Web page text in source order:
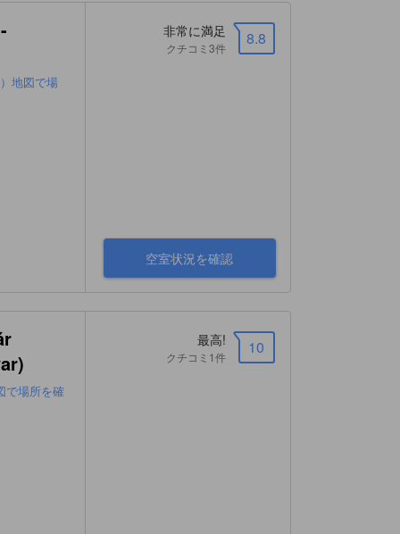
地図で場
8.8
非常に満足
クチコミ3件
空室状況を確認
で場所を確
10
最高!
クチコミ1件